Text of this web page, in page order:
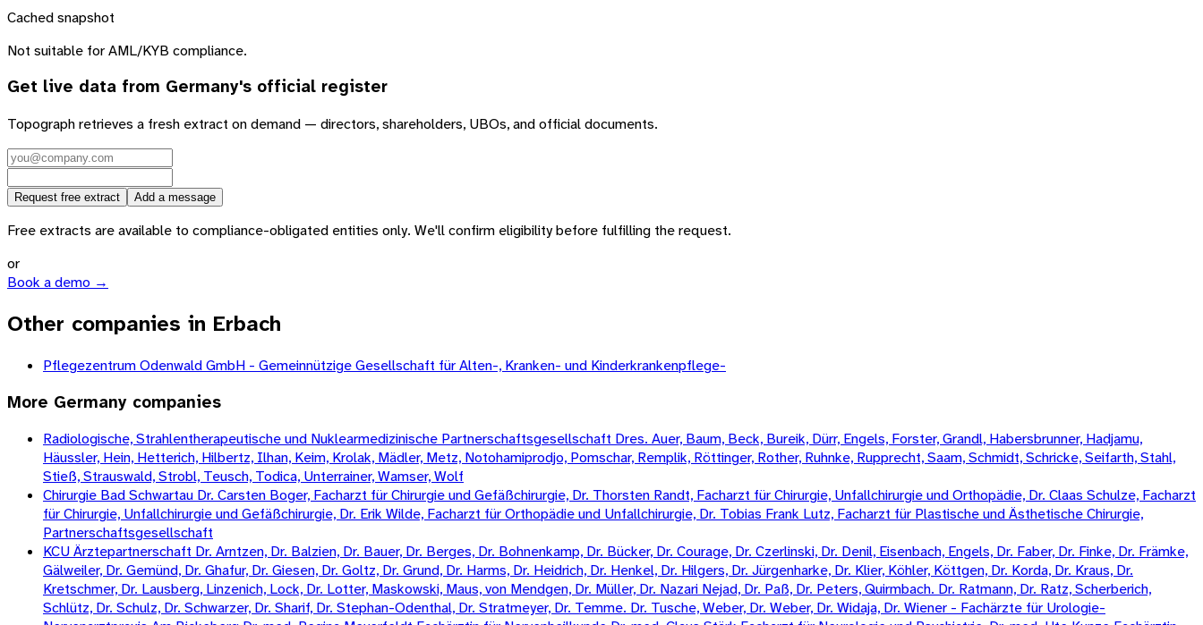
Cached snapshot
Not suitable for AML/KYB compliance.
Get live data from Germany's official register
Topograph retrieves a fresh extract on demand — directors, shareholders, UBOs, and official documents.
Request free extract Add a message
Free extracts are available to compliance-obligated entities only. We'll confirm eligibility before fulfilling the request.
or
Book a demo →
Other companies in Erbach
Pflegezentrum Odenwald GmbH - Gemeinnützige Gesellschaft für Alten-, Kranken- und Kinderkrankenpflege-
More Germany companies
Radiologische, Strahlentherapeutische und Nuklearmedizinische Partnerschaftsgesellschaft Dres. Auer, Baum, Beck, Bureik, Dürr, Engels, Forster, Grandl, Habersbrunner, Hadjamu,
Häussler, Hein, Hetterich, Hilbertz, Ilhan, Keim, Krolak, Mädler, Metz, Notohamiprodjo, Pomschar, Remplik, Röttinger, Rother, Ruhnke, Rupprecht, Saam, Schmidt, Schricke, Seifarth, Stahl,
Stieß, Strauswald, Strobl, Teusch, Todica, Unterrainer, Wamser, Wolf
Chirurgie Bad Schwartau Dr. Carsten Boger, Facharzt für Chirurgie und Gefäßchirurgie, Dr. Thorsten Randt, Facharzt für Chirurgie, Unfallchirurgie und Orthopädie, Dr. Claas Schulze, Facharzt
für Chirurgie, Unfallchirurgie und Gefäßchirurgie, Dr. Erik Wilde, Facharzt für Orthopädie und Unfallchirurgie, Dr. Tobias Frank Lutz, Facharzt für Plastische und Ästhetische Chirurgie,
Partnerschaftsgesellschaft
KCU Ärztepartnerschaft Dr. Arntzen, Dr. Balzien, Dr. Bauer, Dr. Berges, Dr. Bohnenkamp, Dr. Bücker, Dr. Courage, Dr. Czerlinski, Dr. Denil, Eisenbach, Engels, Dr. Faber, Dr. Finke, Dr. Främke,
Gälweiler, Dr. Gemünd, Dr. Ghafur, Dr. Giesen, Dr. Goltz, Dr. Grund, Dr. Harms, Dr. Heidrich, Dr. Henkel, Dr. Hilgers, Dr. Jürgenharke, Dr. Klier, Köhler, Köttgen, Dr. Korda, Dr. Kraus, Dr.
Kretschmer, Dr. Lausberg, Linzenich, Lock, Dr. Lotter, Maskowski, Maus, von Mendgen, Dr. Müller, Dr. Nazari Nejad, Dr. Paß, Dr. Peters, Quirmbach. Dr. Ratmann, Dr. Ratz, Scherberich,
Schlütz, Dr. Schulz, Dr. Schwarzer, Dr. Sharif, Dr. Stephan-Odenthal, Dr. Stratmeyer, Dr. Temme. Dr. Tusche, Weber, Dr. Weber, Dr. Widaja, Dr. Wiener - Fachärzte für Urologie-